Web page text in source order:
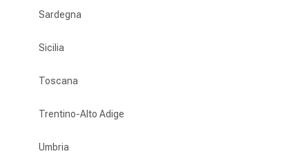
Sardegna
Sicilia
Toscana
Trentino-Alto Adige
Umbria